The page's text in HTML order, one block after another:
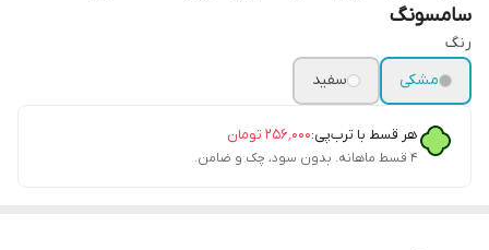
سامسونگ
رنگ
مشکی
سفید
هر قسط با ترب‌پی:۲۵۶٬۰۰۰ تومان
۴ قسط ماهانه. بدون سود، چک و ضامن.